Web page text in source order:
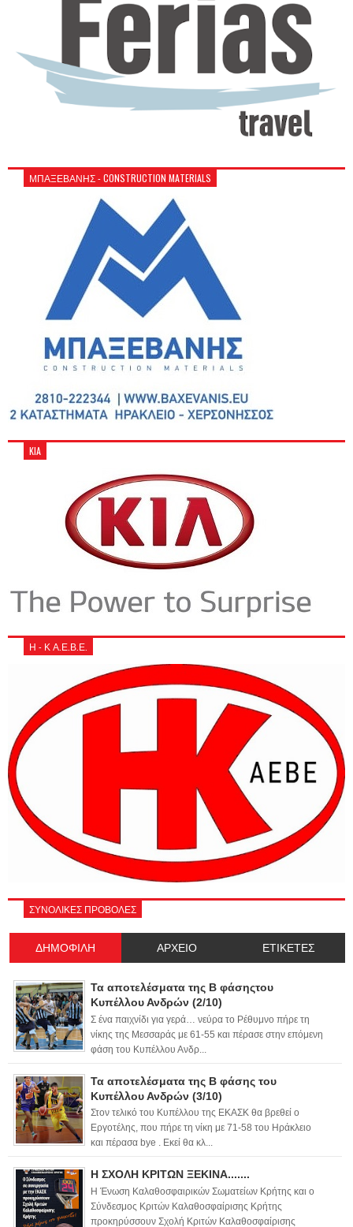
ΜΠΑΞΕΒΑΝΗΣ - CONSTRUCTION MATERIALS
KIA
Η - Κ Α.Ε.Β.Ε.
ΣΥΝΟΛΙΚΕΣ ΠΡΟΒΟΛΕΣ
ΔΗΜΟΦΙΛΗ ΑΡΧΕΙΟ ΕΤΙΚΕΤΕΣ
Τα αποτελέσματα της Β φάσηςτου
Κυπέλλου Ανδρών (2/10)
Σ ένα παιχνίδι για γερά… νεύρα το Ρέθυμνο πήρε τη
νίκης της Μεσσαράς με 61-55 και πέρασε στην επόμενη
φάση του Κυπέλλου Ανδρ...
Τα αποτελέσματα της Β φάσης του
Κυπέλλου Ανδρών (3/10)
Στον τελικό του Κυπέλλου της ΕΚΑΣΚ θα βρεθεί ο
Εργοτέλης, που πήρε τη νίκη με 71-58 του Ηράκλειο
και πέρασα bye . Εκεί θα κλ...
Η ΣΧΟΛΗ ΚΡΙΤΩΝ ΞΕΚΙΝΑ.......
Η Ένωση Καλαθοσφαιρικών Σωματείων Κρήτης και ο
Σύνδεσμος Κριτών Καλαθοσφαίρισης Κρήτης
προκηρύσσουν Σχολή Κριτών Καλαθοσφαίρισης